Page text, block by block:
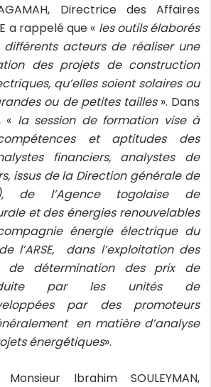
Directrice des Affaires
a rappelé que « les outils élaborés
acteurs de réaliser une
des projets de construction
qu’elles soient solaires ou
ou de petites tailles». Dans
« la session de formation vise à
et aptitudes des
financiers, analystes de
issus de la Direction générale de
de l’Agence togolaise de
et des énergies renouvelables
énergie électrique du
l’ARSE, dans l’exploitation des
de détermination des prix de
par les unités de
par des promoteurs
en matière d’analyse
énergétiques».
Ibrahim SOULEYMAN,